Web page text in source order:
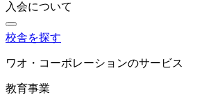
入会について
校舎を探す
ワオ・コーポレーションのサービス
教育事業